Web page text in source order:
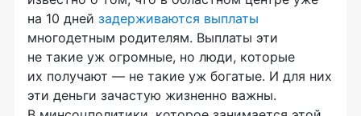
на 10 дней задерживаются выплаты
многодетным родителям. Выплаты эти
не такие уж огромные, но люди, которые
их получают — не такие уж богатые. И для них
эти деньги зачастую жизненно важны.